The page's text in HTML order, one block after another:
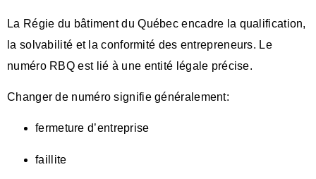
La Régie du bâtiment du Québec encadre la qualification,
la solvabilité et la conformité des entrepreneurs. Le
numéro RBQ est lié à une entité légale précise.
Changer de numéro signifie généralement:
fermeture d’entreprise
faillite